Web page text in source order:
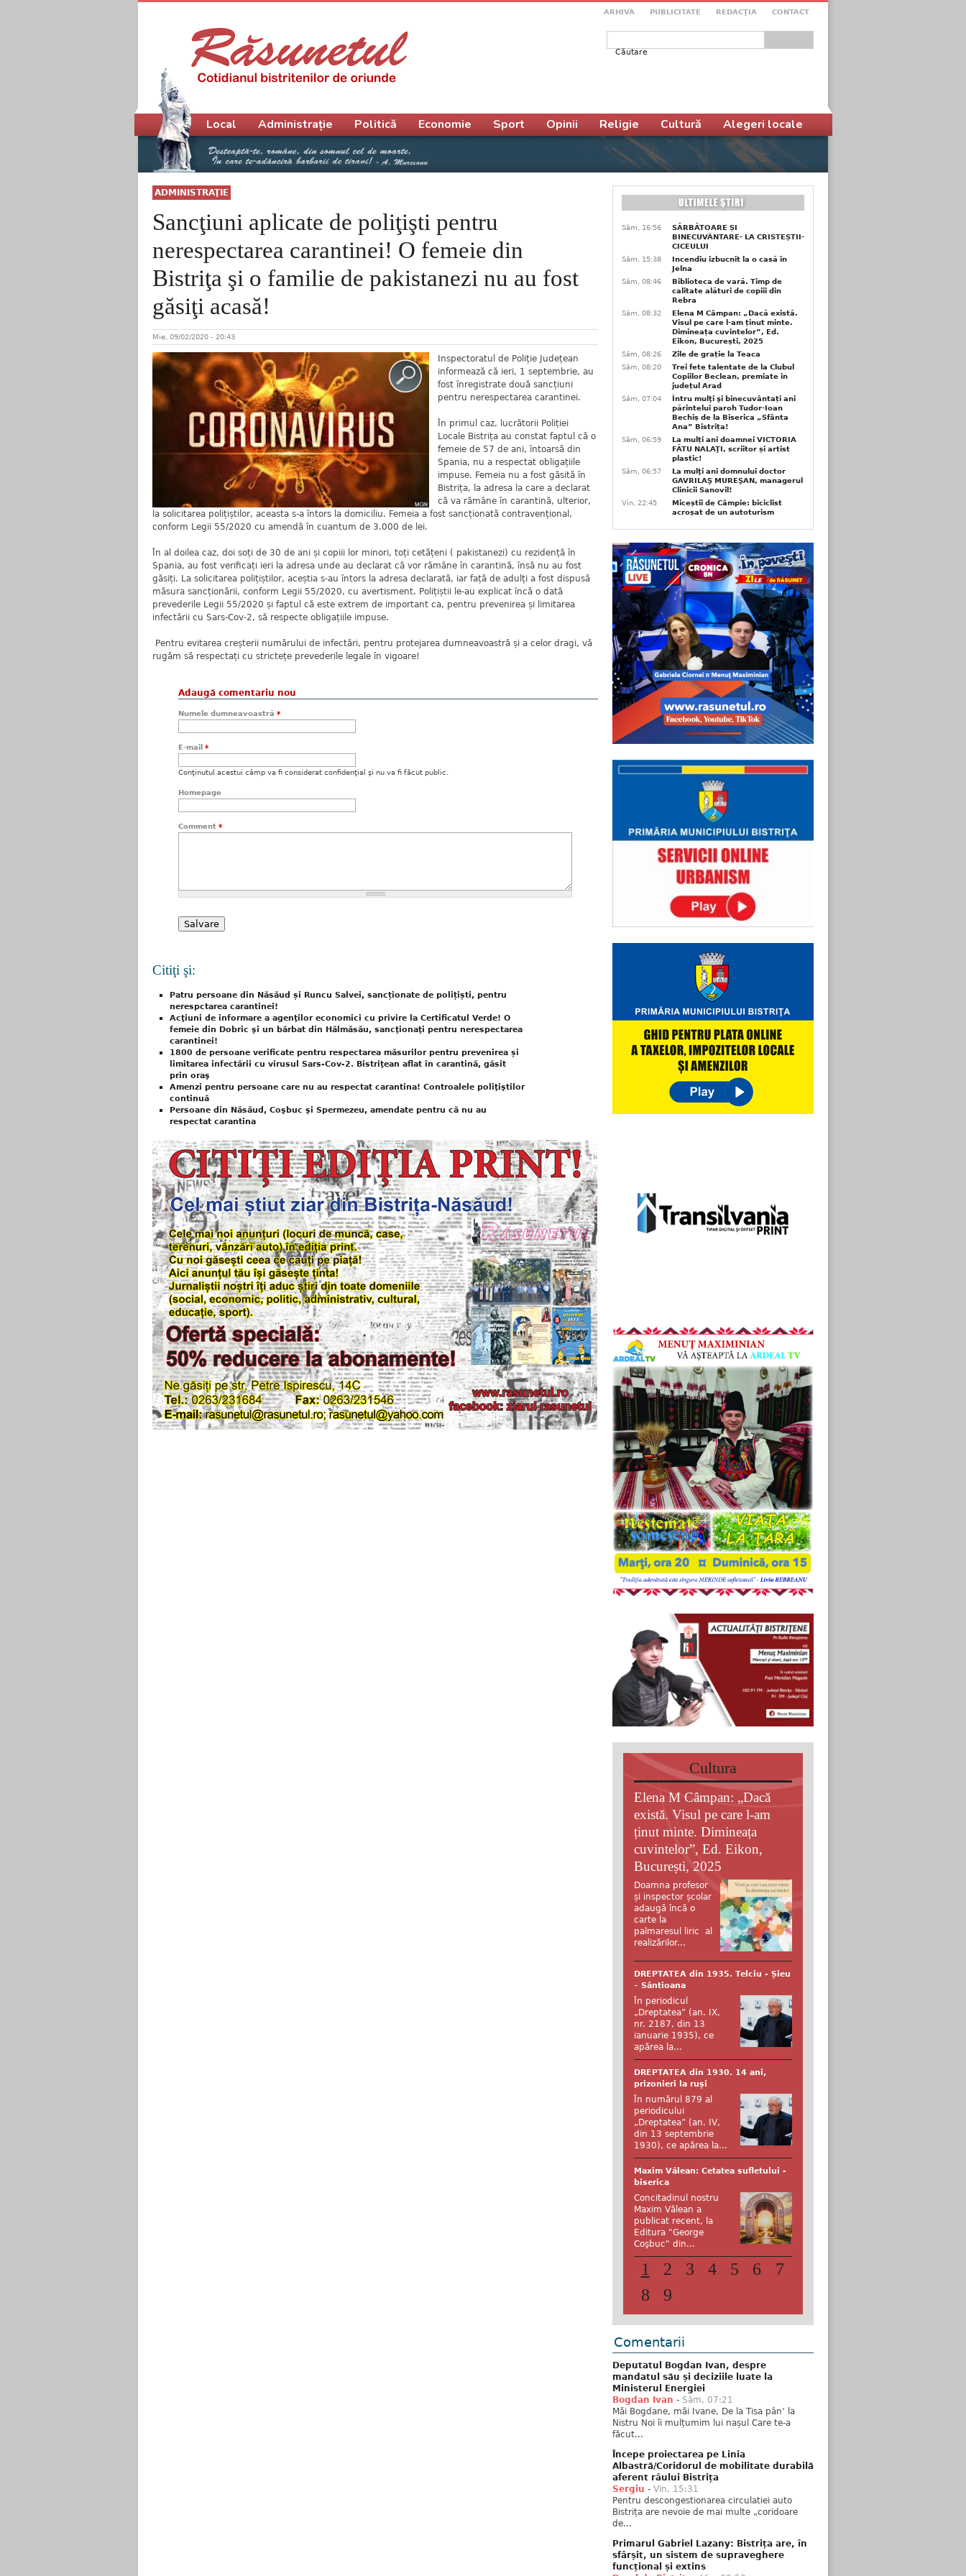
ARHIVA PUBLICITATE REDACŢIA CONTACT
Formular de căutare
ADMINISTRAŢIE
Sancţiuni aplicate de poliţişti pentru
nerespectarea carantinei! O femeie din
Bistriţa şi o familie de pakistanezi nu au fost
găsiţi acasă!
Mie, 09/02/2020 - 20:43
Inspectoratul de Poliție Județean
informează că ieri, 1 septembrie, au
fost înregistrate două sancțiuni
pentru nerespectarea carantinei.
În primul caz, lucrătorii Poliției
Locale Bistrița au constat faptul că o
femeie de 57 de ani, întoarsă din
Spania, nu a respectat obligațiile
impuse. Femeia nu a fost găsită în
Bistrița, la adresa la care a declarat
că va rămâne în carantină, ulterior,
la solicitarea polițiștilor, aceasta s-a întors la domiciliu. Femeia a fost sancționată contravențional,
conform Legii 55/2020 cu amendă în cuantum de 3.000 de lei.
În al doilea caz, doi soți de 30 de ani și copiii lor minori, toți cetățeni ( pakistanezi) cu rezidență în
Spania, au fost verificați ieri la adresa unde au declarat că vor rămâne în carantină, însă nu au fost
găsiți. La solicitarea polițiștilor, aceștia s-au întors la adresa declarată, iar față de adulți a fost dispusă
măsura sancționării, conform Legii 55/2020, cu avertisment. Polițiștii le-au explicat încă o dată
prevederile Legii 55/2020 și faptul că este extrem de important ca, pentru prevenirea și limitarea
infectării cu Sars-Cov-2, să respecte obligațiile impuse.
Pentru evitarea creșterii numărului de infectări, pentru protejarea dumneavoastră și a celor dragi, vă
rugăm să respectați cu strictețe prevederile legale în vigoare!
Adaugă comentariu nou
Numele dumneavoastră *
E-mail *
Conţinutul acestui câmp va fi considerat confidenţial şi nu va fi făcut public.
Homepage
Comment *
Citiţi şi:
Patru persoane din Năsăud și Runcu Salvei, sancționate de polițiști, pentru
nerespctarea carantinei!
Acţiuni de informare a agenţilor economici cu privire la Certificatul Verde! O
femeie din Dobric şi un bărbat din Hălmăsău, sancţionaţi pentru nerespectarea
carantinei!
1800 de persoane verificate pentru respectarea măsurilor pentru prevenirea și
limitarea infectării cu virusul Sars-Cov-2. Bistriţean aflat în carantină, găsit
prin oraş
Amenzi pentru persoane care nu au respectat carantina! Controalele poliţiştilor
continuă
Persoane din Năsăud, Coşbuc şi Spermezeu, amendate pentru că nu au
respectat carantina
Meniu principal
Local Administrație Politică Economie Sport Opinii Religie Cultură Alegeri locale
Sâm, 16:56
SĂRBĂTOARE ȘI
BINECUVÂNTARE- LA CRISTEȘTII-
CICEULUI
Sâm, 15:38
Incendiu izbucnit la o casă în
Jelna
Sâm, 08:46
Biblioteca de vară. Timp de
calitate alături de copiii din
Rebra
Sâm, 08:32
Elena M Câmpan: „Dacă există.
Visul pe care l-am ținut minte.
Dimineața cuvintelor”, Ed.
Eikon, București, 2025
Sâm, 08:26
Zile de grație la Teaca
Sâm, 08:20
Trei fete talentate de la Clubul
Copiilor Beclean, premiate in
județul Arad
Sâm, 07:04
Întru mulţi şi binecuvântați ani
părintelui paroh Tudor-Ioan
Bechiș de la Biserica „Sfânta
Ana” Bistrița!
Sâm, 06:59
La mulți ani doamnei VICTORIA
FĂTU NALAŢI, scriitor și artist
plastic!
Sâm, 06:57
La mulţi ani domnului doctor
GAVRILAŞ MUREŞAN, managerul
Clinicii Sanovil!
Vin, 22:45
Miceștii de Câmpie: biciclist
acroșat de un autoturism
Cultura
Elena M Câmpan: „Dacă
există. Visul pe care l-am
ținut minte. Dimineața
cuvintelor”, Ed. Eikon,
București, 2025
Doamna profesor
și inspector școlar
adaugă încă o
carte la
palmaresul liric al
realizărilor...
DREPTATEA din 1935. Telciu - Șieu
– Sântioana
În periodicul
„Dreptatea” (an. IX,
nr. 2187, din 13
ianuarie 1935), ce
apărea la...
DREPTATEA din 1930. 14 ani,
prizonieri la ruși
În numărul 879 al
periodicului
„Dreptatea” (an. IV,
din 13 septembrie
1930), ce apărea la...
Maxim Vălean: Cetatea sufletului -
biserica
Concitadinul nostru
Maxim Vălean a
publicat recent, la
Editura "George
Coşbuc" din...
1 2 3 4 5 6
7
8
9
Comentarii
Deputatul Bogdan Ivan, despre
mandatul său și deciziile luate la
Ministerul Energiei
Bogdan Ivan - Sâm, 07:21
Măi Bogdane, măi Ivane, De la Tisa pân’ la
Nistru Noi îi mulțumim lui nașul Care te-a
făcut...
Începe proiectarea pe Linia
Albastră/Coridorul de mobilitate durabilă
aferent râului Bistrița
Sergiu - Vin, 15:31
Pentru descongestionarea circulatiei auto
Bistrița are nevoie de mai multe „coridoare
de...
Primarul Gabriel Lazany: Bistrița are, în
sfârșit, un sistem de supraveghere
funcțional și extins